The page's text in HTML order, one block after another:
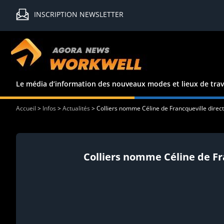
INSCRIPTION NEWSLETTER
Le média d’information des nouveaux modes et lieux de
Accueil > Infos>Actualités>Colliers nomme Céline de Francqueville
Colliers nomme Céline de